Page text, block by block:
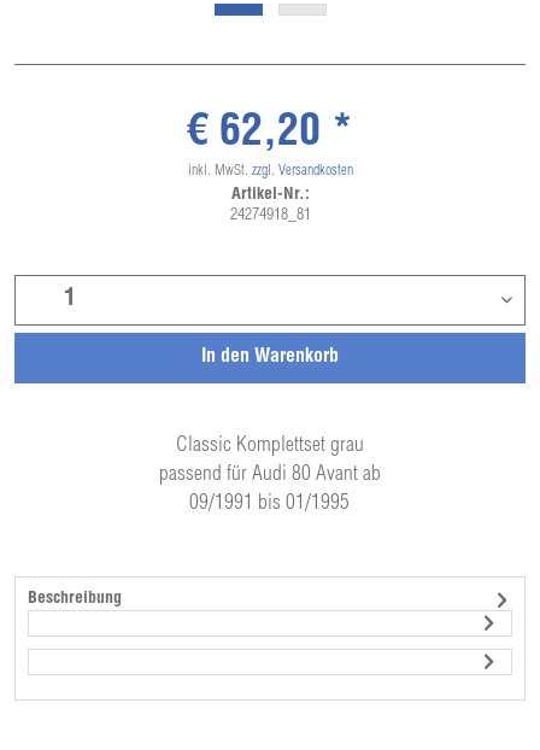
Classic Komplettset grau
passend für Audi 80 Avant ab
09/1991 bis 01/1995
In den Warenkorb
€ 62,20 *
inkl. MwSt. zzgl. Versandkosten
Artikel-Nr.:
24274918_81
Beschreibung